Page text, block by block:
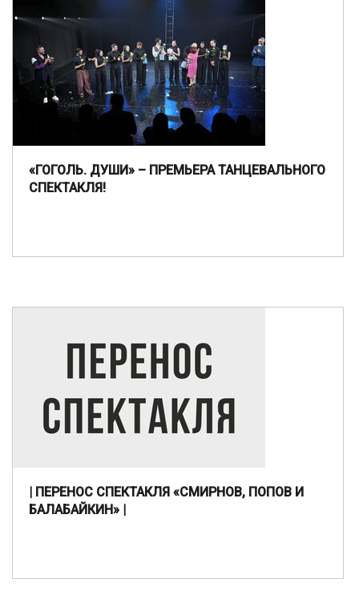
«ГОГОЛЬ. ДУШИ» – ПРЕМЬЕРА ТАНЦЕВАЛЬНОГО
СПЕКТАКЛЯ!
| ПЕРЕНОС СПЕКТАКЛЯ «СМИРНОВ, ПОПОВ И
БАЛАБАЙКИН» |